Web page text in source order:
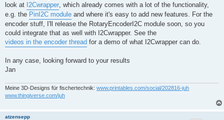
look at I2Cwrapper , which already comes with a lot of the functionality,
e.g. the PinI2C module and where it's easy to add new features. For the
encoder stuff, I'll release the RotaryEncoderI2C module soon, so you
could integrate that as well with I2Cwrapper. See the
videos in the encoder thread for a demo of what I2Cwrapper can do.
In any case, looking forward to your results
Jan
Meine 3D-Designs für fischertechnik: www.printables.com/social/202816-juh
www.thingiverse.com/juh
atzensepp